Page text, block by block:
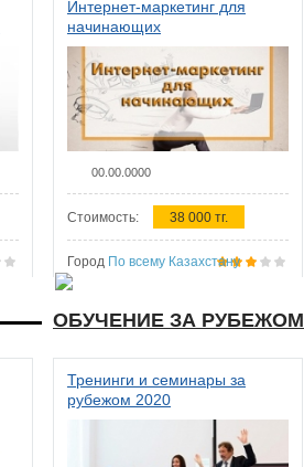
Интернет-маркетинг для
начинающих
00.00.0000
Стоимость: 38 000 тг.
Город По всему Казахстану
ОБУЧЕНИЕ ЗА РУБЕЖОМ
Тренинги и семинары за
рубежом 2020